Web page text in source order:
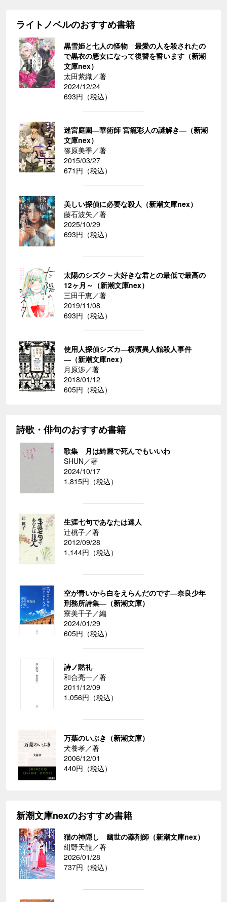
ライトノベルのおすすめ書籍
黒雪姫と七人の怪物 最愛の人を殺されたの
で黒衣の悪女になって復讐を誓います（新潮
文庫nex）
太田紫織／著
2024/12/24
693円（税込）
迷宮庭園―華術師 宮籠彩人の謎解き―（新潮
文庫nex）
篠原美季／著
2015/03/27
671円（税込）
美しい探偵に必要な殺人（新潮文庫nex）
藤石波矢／著
2025/10/29
693円（税込）
太陽のシズク～大好きな君との最低で最高の
12ヶ月～（新潮文庫nex）
三田千恵／著
2019/11/08
693円（税込）
使用人探偵シズカ―横濱異人館殺人事件
―（新潮文庫nex）
月原渉／著
2018/01/12
605円（税込）
詩歌・俳句のおすすめ書籍
歌集 月は綺麗で死んでもいいわ
SHUN／著
2024/10/17
1,815円（税込）
生涯七句であなたは達人
辻桃子／著
2012/09/28
1,144円（税込）
空が青いから白をえらんだのです―奈良少年
刑務所詩集―（新潮文庫）
寮美千子／編
2024/01/29
605円（税込）
詩ノ黙礼
和合亮一／著
2011/12/09
1,056円（税込）
万葉のいぶき（新潮文庫）
犬養孝／著
2006/12/01
440円（税込）
新潮文庫nexのおすすめ書籍
猫の神隠し 幽世の薬剤師（新潮文庫nex）
紺野天龍／著
2026/01/28
737円（税込）